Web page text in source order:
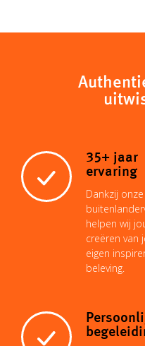
35+ jaar
ervaring
Dankzij onze
helpen wij
creëren van
eigen
beleving.